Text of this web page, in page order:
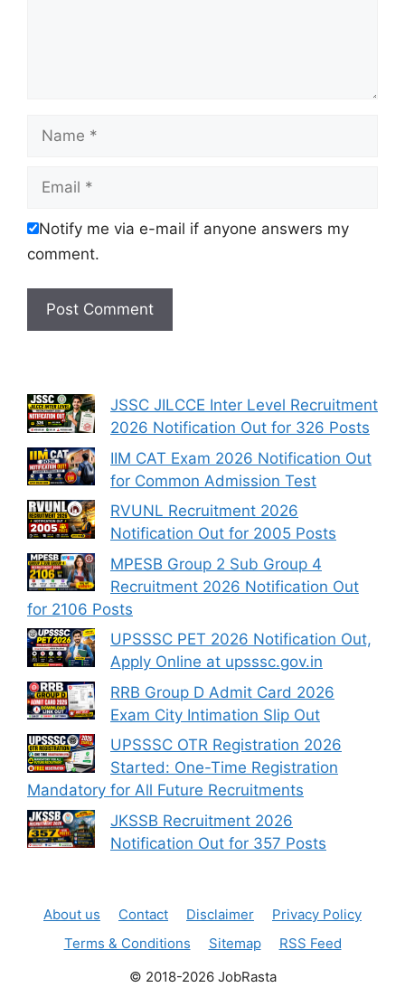
Notify me via e-mail if anyone answers my
comment.
JSSC JILCCE Inter Level Recruitment
2026 Notification Out for 326 Posts
IIM CAT Exam 2026 Notification Out
for Common Admission Test
RVUNL Recruitment 2026
Notification Out for 2005 Posts
MPESB Group 2 Sub Group 4
Recruitment 2026 Notification Out
for 2106 Posts
UPSSSC PET 2026 Notification Out,
Apply Online at upsssc.gov.in
RRB Group D Admit Card 2026
Exam City Intimation Slip Out
UPSSSC OTR Registration 2026
Started: One-Time Registration
Mandatory for All Future Recruitments
JKSSB Recruitment 2026
Notification Out for 357 Posts
About us Contact Disclaimer
Privacy Policy
Terms & Conditions
Sitemap
RSS Feed
© 2018-2026 JobRasta